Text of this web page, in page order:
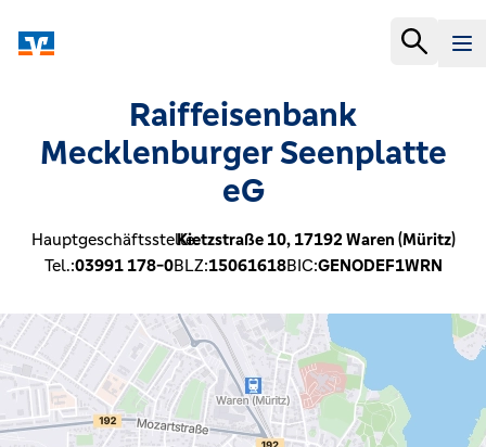
Raiffeisenbank
Mecklenburger Seenplatte
eG
Hauptgeschäftsstelle:Kietzstraße 10, 17192 Waren (Müritz)
Tel.:03991 178-0BLZ:15061618BIC:GENODEF1WRN